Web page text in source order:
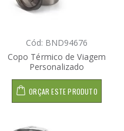
Cód: BND94676
Copo Térmico de Viagem
Personalizado
ORÇAR ESTE PRODUTO